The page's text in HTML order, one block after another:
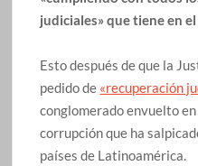
judiciales» que tiene en
Esto después de que la
pedido de «recuperación
conglomerado envuelto
corrupción que ha
países de Latinoamérica.